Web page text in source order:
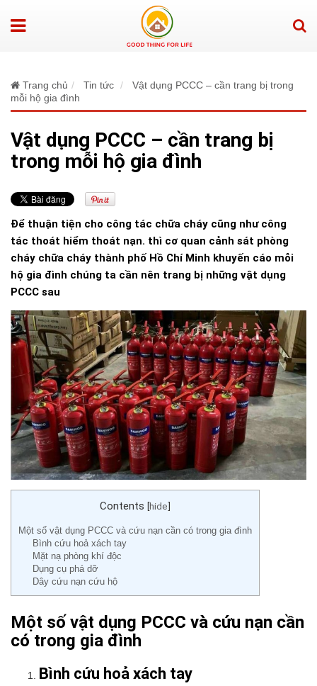
Trang chủ Tin tức
Vật dụng PCCC – cần trang bị trong
mỗi hộ gia đình
Vật dụng PCCC – cần trang bị
trong mỗi hộ gia đình
Để thuận tiện cho công tác chữa cháy cũng như công
tác thoát hiểm thoát nạn. thì cơ quan cảnh sát phòng
cháy chữa cháy thành phố Hồ Chí Minh khuyến cáo mỗi
hộ gia đình chúng ta cần nên trang bị những vật dụng
PCCC sau
Contents [hide]
Một số vật dụng PCCC và cứu nạn cần có trong gia đình
Bình cứu hoả xách tay
Mặt nạ phòng khí độc
Dụng cụ phá dỡ
Dây cứu nạn cứu hộ
Một số vật dụng PCCC và cứu nạn cần
có trong gia đình
Bình cứu hoả xách tay